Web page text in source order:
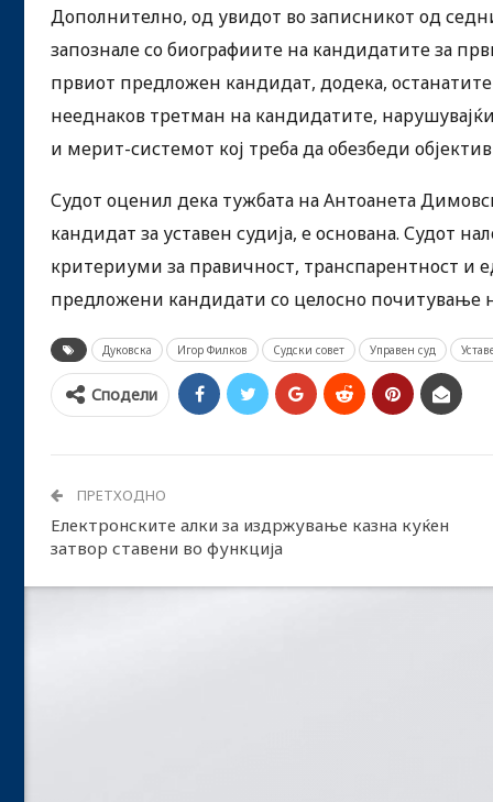
Дополнително, од увидот во записникот од
запознале со биографиите на кандидатите за
првиот предложен кандидат, додека,
нееднаков третман на кандидатите,
и мерит-системот кој треба да обезбеди
Судот оценил дека тужбата на Антоанета
кандидат за уставен судија, е основана. Судот
критериуми за правичност, транспарентност и
предложени кандидати со целосно почитување
Дуковска Игор Филков Судски совет Управен суд
Сподели
ПРЕТХОДНО
Електронските алки за издржување казна куќен
затвор ставени во функција